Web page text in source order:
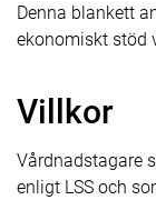
Denna blankett
ekonomiskt stöd
Villkor
Vårdnadstagare
enligt LSS och